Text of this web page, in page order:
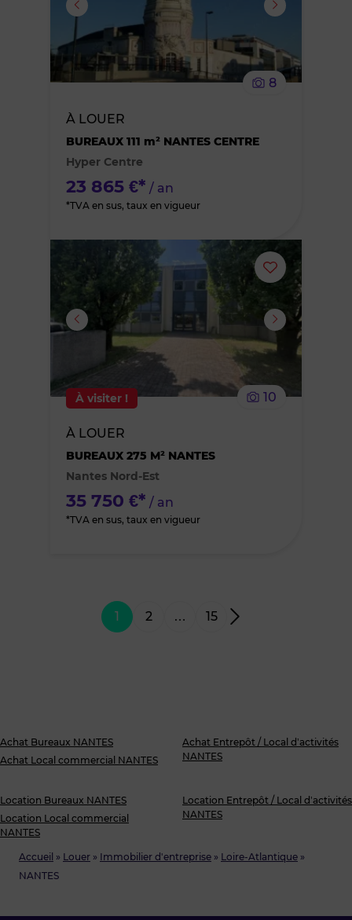
Accueil » Louer » Immobilier d'entreprise » Loire-Atlantique »
NANTES
le
8
À LOUER
BUREAUX 111 m² NANTES CENTRE
Hyper Centre
23 865 €* / an
*TVA en sus, taux en vigueur
Ajouter
ou
supprimer
À visiter ! 10
À LOUER
BUREAUX 275 M² NANTES
Nantes Nord-Est
35 750 €* / an
*TVA en sus, taux en vigueur
1 2 … 15
Achat Bureaux NANTES
Achat Local commercial NANTES
Achat Entrepôt / Local d’activités
NANTES
Location Bureaux NANTES
Location Local commercial
NANTES
Location Entrepôt / Local d’activités
NANTES